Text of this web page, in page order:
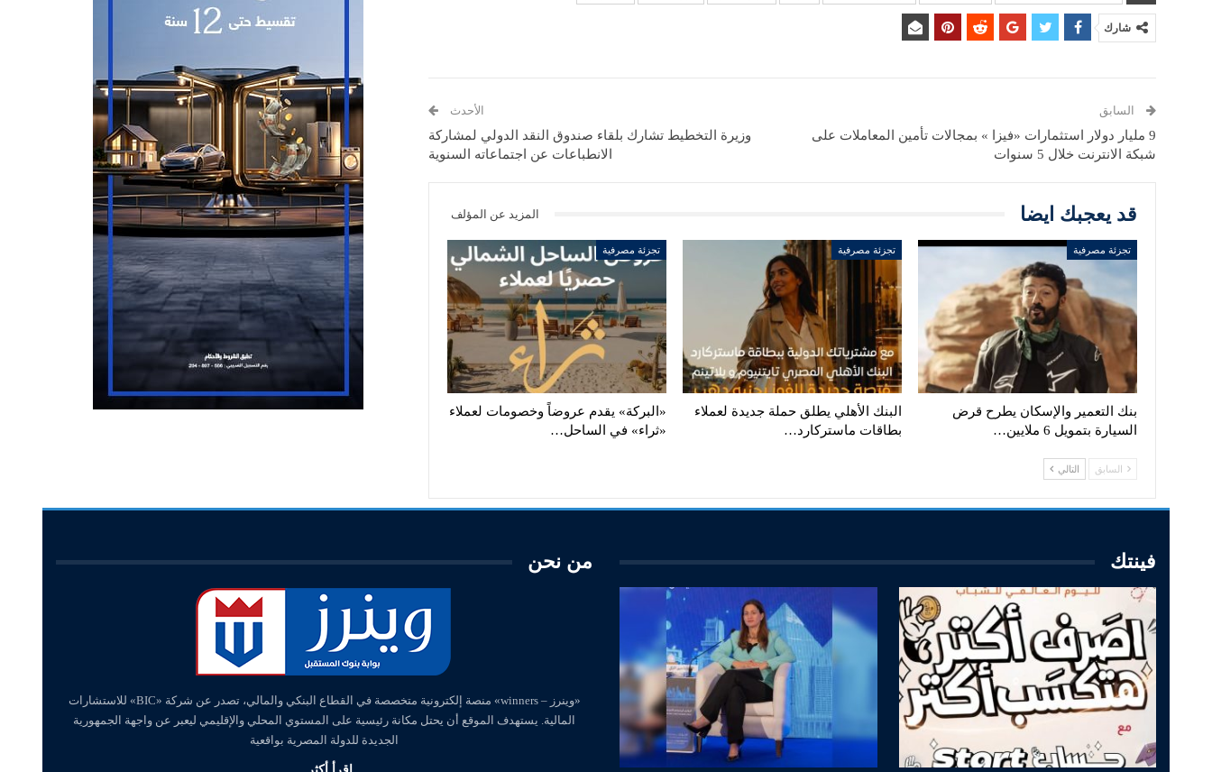
شارك
السابق
9 مليار دولار استثمارات «فيزا » بمجالات تأمين المعاملات على
شبكة الانترنت خلال 5 سنوات
الأحدث
وزيرة التخطيط تشارك بلقاء صندوق النقد الدولي لمشاركة
الانطباعات عن اجتماعاته السنوية
قد يعجبك ايضا المزيد عن المؤلف
تجزئة مصرفية
بنك التعمير والإسكان يطرح قرض
السيارة بتمويل 6 ملايين…
تجزئة مصرفية
البنك الأهلي يطلق حملة جديدة لعملاء
بطاقات ماستركارد…
تجزئة مصرفية
«البركة» يقدم عروضاً وخصومات لعملاء
«ثراء» في الساحل…
السابق التالي
فينتك من نحن
«وينرز – winners» منصة إلكترونية متخصصة في القطاع البنكي والمالي، تصدر عن شركة «BIC» للاستشارات
المالية. يستهدف الموقع أن يحتل مكانة رئيسية على المستوي المحلي والإقليمي ليعبر عن واجهة الجمهورية
الجديدة للدولة المصرية بواقعية